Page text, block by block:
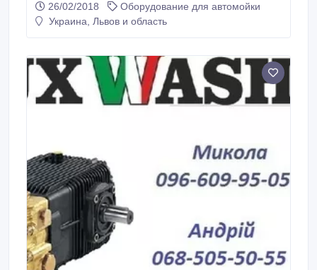
пантографів і іншого автомийного обладнання.
Звертайтеся! www.luxwash.com.ua - наш сайт!.
26/02/2018
Оборудование для автомойки
Украина, Львов и область